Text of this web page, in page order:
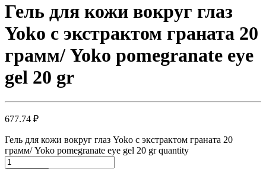
Гель для кожи вокруг глаз
Yoko с экстрактом граната 20
грамм/ Yoko pomegranate eye
gel 20 gr
677.74 ₽
Гель для кожи вокруг глаз Yoko с экстрактом граната 20
грамм/ Yoko pomegranate eye gel 20 gr quantity